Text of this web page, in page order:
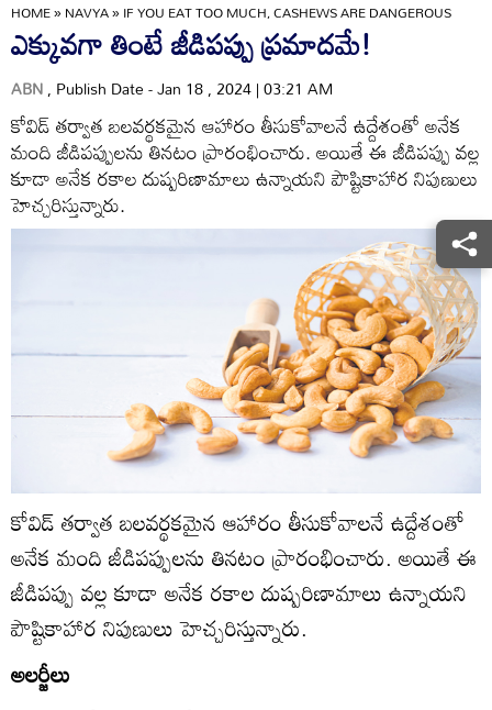
HOME»NAVYA»IF YOU EAT TOO MUCH, CASHEWS ARE DANGEROUS
ఎక్కువగా తింటే జీడిపప్పు ప్రమాదమే!
ABN, Publish Date - Jan 18 , 2024 | 03:21 AM
కోవిడ్‌ తర్వాత బలవర్థకమైన ఆహారం తీసుకోవాలనే ఉద్దేశంతో అనేక
మంది జీడిపప్పులను తినటం ప్రారంభించారు. అయితే ఈ జీడిపప్పు వల్ల
కూడా అనేక రకాల దుష్పరిణామాలు ఉన్నాయని పౌష్టికాహార నిపుణులు
హెచ్చరిస్తున్నారు.
కోవిడ్‌ తర్వాత బలవర్థకమైన ఆహారం తీసుకోవాలనే ఉద్దేశంతో
అనేక మంది జీడిపప్పులను తినటం ప్రారంభించారు. అయితే ఈ
జీడిపప్పు వల్ల కూడా అనేక రకాల దుష్పరిణామాలు ఉన్నాయని
పౌష్టికాహార నిపుణులు హెచ్చరిస్తున్నారు.
అలర్జీలు